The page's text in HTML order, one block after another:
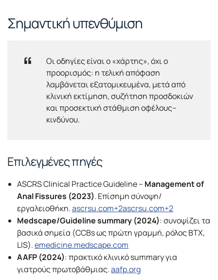
Σημαντική υπενθύμιση
Οι οδηγίες είναι ο «χάρτης», όχι ο
προορισμός: η τελική απόφαση
λαμβάνεται εξατομικευμένα, μετά από
κλινική εκτίμηση, συζήτηση προσδοκιών
και προσεκτική στάθμιση οφέλους–
κινδύνου.
Επιλεγμένες πηγές
ASCRS Clinical Practice Guideline – Management of
Anal Fissures (2023). Επίσημη σύνοψη/
εργαλειοθήκη.ascrsu.com+2ascrsu.com+2
Medscape/Guideline summary (2024): συνοψίζει τα
βασικά σημεία (CCBs ως πρώτη γραμμή, ρόλος BTX,
LIS).emedicine.medscape.com
AAFP (2024): πρακτικό κλινικό summary για
γιατρούς πρωτοβάθμιας.aafp.org